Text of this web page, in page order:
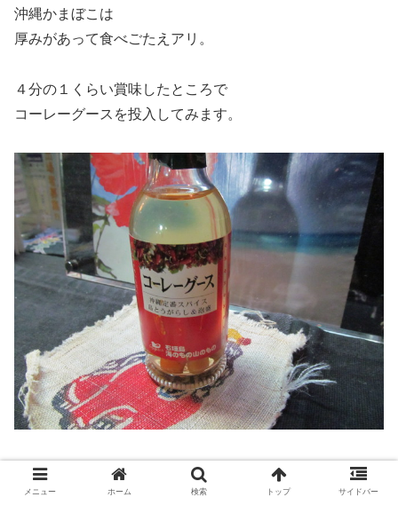
沖縄かまぼこは
厚みがあって食べごたえアリ。
４分の１くらい賞味したところで
コーレーグースを投入してみます。
４軒目「月ぬ美しゃ」
ヒバーチと同じ
メニュー ホーム 検索 トップ サイドバー